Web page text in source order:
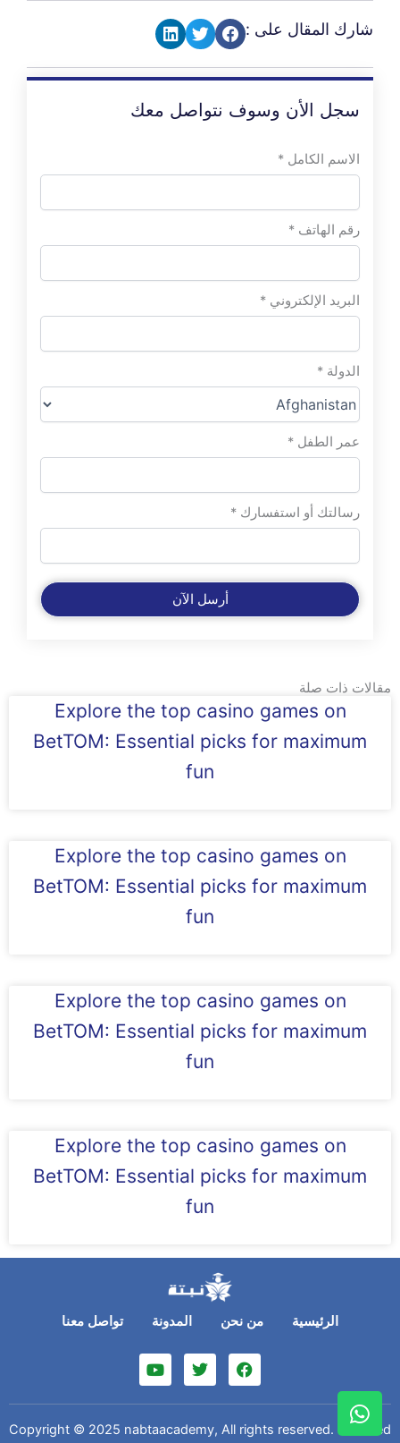
شارك المقال على :
سجل الأن وسوف نتواصل معك
الاسم الكامل *
رقم الهاتف *
البريد الإلكتروني *
الدولة *
عمر الطفل *
رسالتك أو استفسارك *
أرسل الآن
مقالات ذات صلة
Explore the top casino games on
BetTOM: Essential picks for maximum
fun
Explore the top casino games on
BetTOM: Essential picks for maximum
fun
Explore the top casino games on
BetTOM: Essential picks for maximum
fun
Explore the top casino games on
BetTOM: Essential picks for maximum
fun
الرئيسية من نحن المدونة تواصل معنا
a
c
b
o
w
i
t
e
o
u
u
b
Copyright © 2025 nabtaacademy, All rights reserved. Powered
W
h